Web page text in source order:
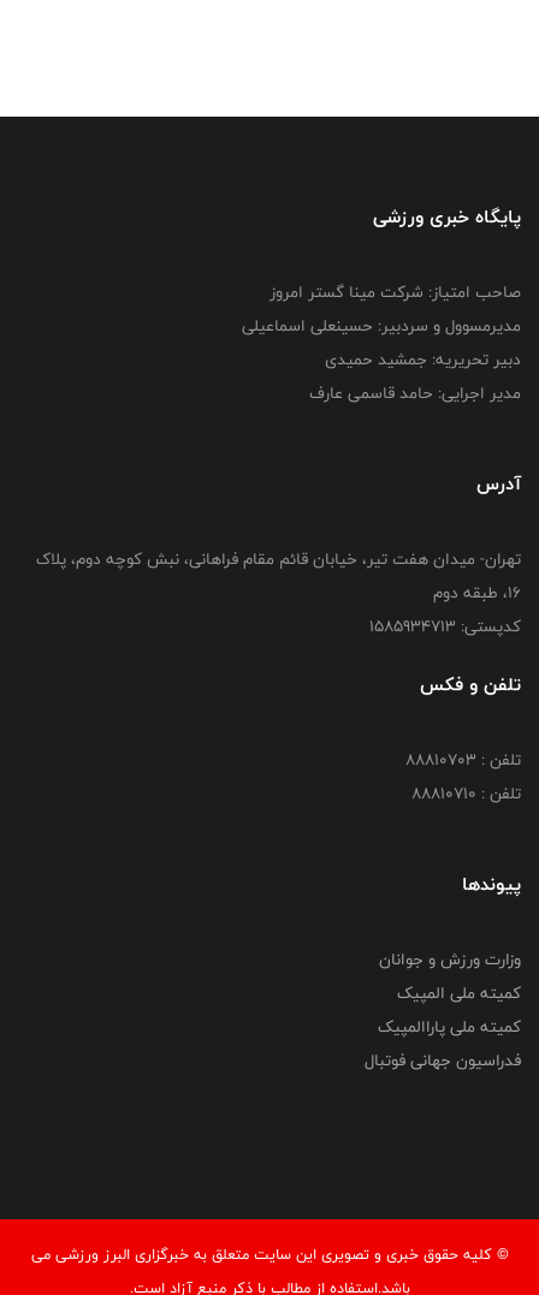
پایگاه خبری ورزشی
صاحب امتیاز: شرکت مینا گستر امروز
مدیرمسوول و سردبیر: حسینعلی اسماعیلی
دبیر تحریریه: جمشید حمیدی
مدیر اجرایی: حامد قاسمی عارف
آدرس
تهران- میدان هفت تیر، خیابان قائم مقام فراهانی، نبش کوچه دوم، پلاک
16، طبقه دوم
کدپستی: 1585934713
تلفن و فکس
تلفن : 88810703
تلفن : 88810710
پیوندها
وزارت ورزش و جوانان
کمیته ملی المپیک
کمیته ملی پاراالمپیک
فدراسیون جهانی فوتبال
© کليه حقوق خبری و تصويری اين سايت متعلق به خبرگزاری البرز ورزشی می
باشد.استفاده از مطالب با ذكر منبع آزاد است.